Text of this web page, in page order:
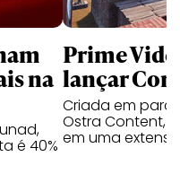
na
é 40%
Prime
lançar
Criada em
Ostra Content,
em uma